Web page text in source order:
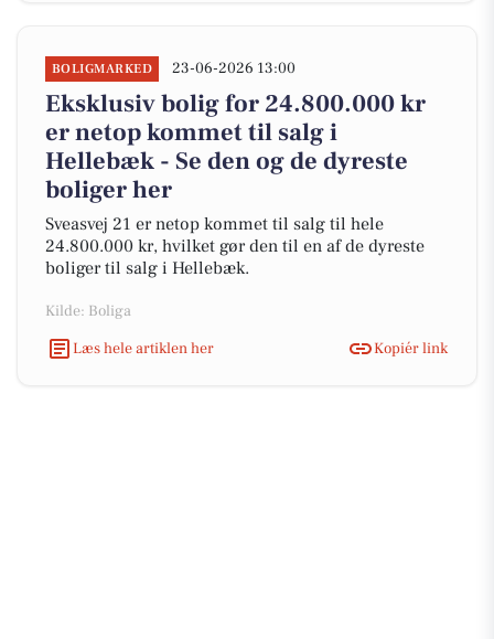
BOLIGMARKED 23-06-2026 13:00
Eksklusiv bolig for 24.800.000 kr
er netop kommet til salg i
Hellebæk - Se den og de dyreste
boliger her
Sveasvej 21 er netop kommet til salg til hele
24.800.000 kr, hvilket gør den til en af de dyreste
boliger til salg i Hellebæk.
Kilde: Boliga
Læs hele artiklen her
Kopiér link